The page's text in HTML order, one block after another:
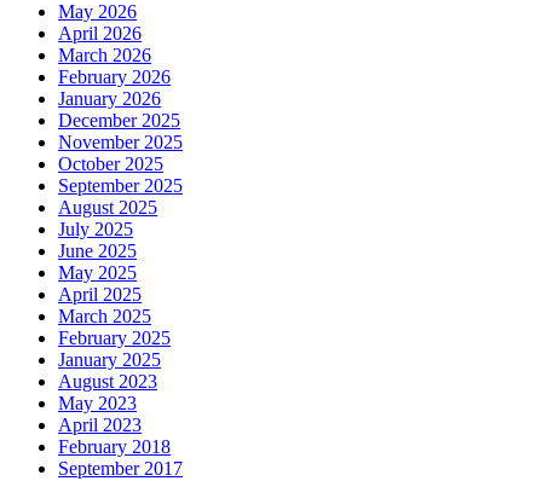
May 2026
April 2026
March 2026
February 2026
January 2026
December 2025
November 2025
October 2025
September 2025
August 2025
July 2025
June 2025
May 2025
April 2025
March 2025
February 2025
January 2025
August 2023
May 2023
April 2023
February 2018
September 2017